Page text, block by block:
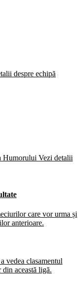
despre echipă
Humorului Vezi detalii
care vor urma și
anterioare.
vedea clasamentul
această ligă.